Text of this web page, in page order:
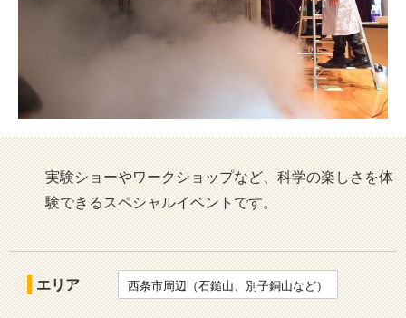
実験ショーやワークショップなど、科学の楽しさを体
験できるスペシャルイベントです。
エリア 西条市周辺（石鎚山、別子銅山など）